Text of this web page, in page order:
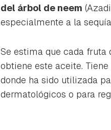
del árbol de neem (
especialmente a la
Se estima que cada fruta
obtiene este aceite.
donde ha sido utilizada
dermatológicos o para